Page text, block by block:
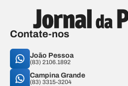
Contate-nos
João Pessoa
(83) 2106.1892
Campina Grande
(83) 3315-3204